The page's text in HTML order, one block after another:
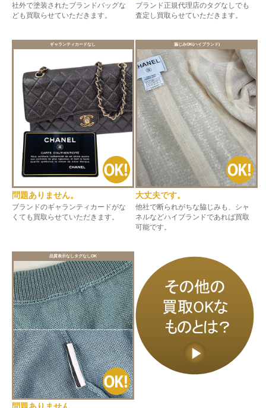
社外で塗装されたブランドバッグな
ども買取らせていただきます。
ブランド正規代理店のタグなしでも
査定し買取らせていただきます。
ギャランティカードなし
問題ありません。
ブランドのギャランティカードがな
くても買取らせていただきます。
脇じみOK(ハイブランド)
大丈夫です。
他社で断られがちな脇じみも、シャ
ネルなどハイブランドであれば買取
可能です。
品質表示なしタグなしOK